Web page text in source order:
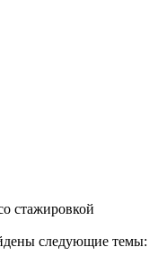
стажировкой
следующие темы: